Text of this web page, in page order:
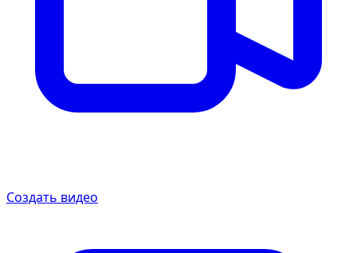
Создать видео